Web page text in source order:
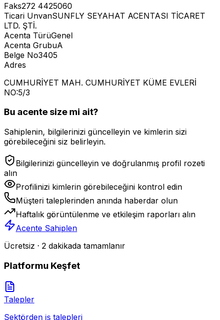
Faks272 4425060
Ticari UnvanSUNFLY SEYAHAT ACENTASI TİCARET
LTD. ŞTİ.
Acenta TürüGenel
Acenta GrubuA
Belge No3405
Adres
CUMHURİYET MAH. CUMHURİYET KÜME EVLERİ
NO:5/3
Bu acente size mi ait?
Sahiplenin, bilgilerinizi güncelleyin ve kimlerin sizi
görebileceğini siz belirleyin.
Bilgilerinizi güncelleyin ve doğrulanmış profil rozeti
alın
Profilinizi kimlerin görebileceğini kontrol edin
Müşteri taleplerinden anında haberdar olun
Haftalık görüntülenme ve etkileşim raporları alın
Acente Sahiplen
Ücretsiz · 2 dakikada tamamlanır
Platformu Keşfet
Talepler
Sektörden iş talepleri